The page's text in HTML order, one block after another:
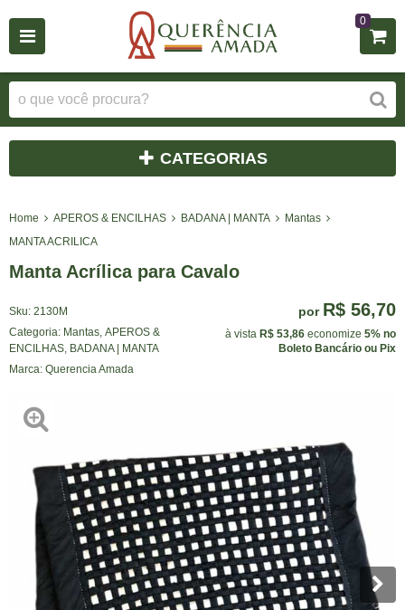
0
CATEGORIAS
Home APEROS & ENCILHAS BADANA | MANTA
Mantas
MANTA ACRILICA
Manta Acrílica para Cavalo
Sku: 2130M
Categoria: Mantas APEROS &
ENCILHAS BADANA | MANTA
Marca: Querencia Amada
por R$ 56,70
à vista R$ 53,86 economize 5% no
Boleto Bancário ou Pix